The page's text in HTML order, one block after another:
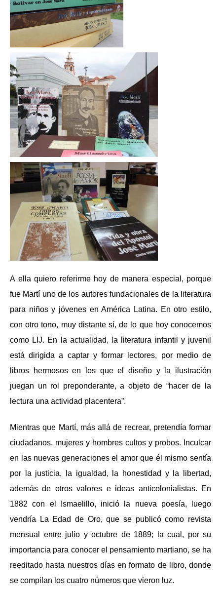
A ella quiero referirme hoy de manera especial, porque
fue Martí uno de los autores fundacionales de la literatura
para niños y jóvenes en América Latina. En otro estilo,
con otro tono, muy distante sí, de lo que hoy conocemos
como LIJ. En la actualidad, la literatura infantil y juvenil
está dirigida a captar y formar lectores, por medio de
libros hermosos en los que el diseño y la ilustración
juegan un rol preponderante, a objeto de “hacer de la
lectura una actividad placentera”.
Mientras que Martí, más allá de recrear, pretendía formar
ciudadanos, mujeres y hombres cultos y probos. Inculcar
en las nuevas generaciones el amor que él mismo sentía
por la justicia, la igualdad, la honestidad y la libertad,
además de otros valores e ideas anticolonialistas. En
1882 con el Ismaelillo, inició la nueva poesía, luego
vendría La Edad de Oro, que se publicó como revista
mensual entre julio y octubre de 1889; la cual, por su
importancia para conocer el pensamiento martiano, se ha
reeditado hasta nuestros días en formato de libro, donde
se compilan los cuatro números que vieron luz.